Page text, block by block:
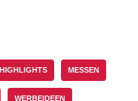
HIGHLIGHTS MESSEN
WERBEIDEEN